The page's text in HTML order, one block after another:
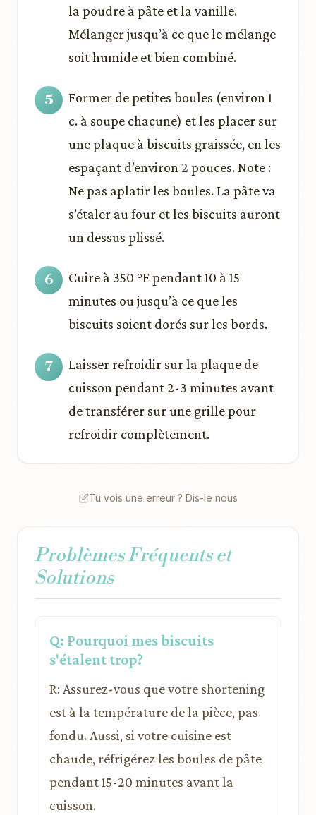
la poudre à pâte et la vanille.
Mélanger jusqu’à ce que le mélange
soit humide et bien combiné.
Former de petites boules (environ 1
c. à soupe chacune) et les placer sur
une plaque à biscuits graissée, en les
espaçant d’environ 2 pouces. Note :
Ne pas aplatir les boules. La pâte va
s’étaler au four et les biscuits auront
un dessus plissé.
Cuire à 350 °F pendant 10 à 15
minutes ou jusqu’à ce que les
biscuits soient dorés sur les bords.
Laisser refroidir sur la plaque de
cuisson pendant 2-3 minutes avant
de transférer sur une grille pour
refroidir complètement.
Tu vois une erreur ? Dis-le nous
Problèmes Fréquents et
Solutions
Q: Pourquoi mes biscuits
s'étalent trop?
R: Assurez-vous que votre shortening
est à la température de la pièce, pas
fondu. Aussi, si votre cuisine est
chaude, réfrigérez les boules de pâte
pendant 15-20 minutes avant la
cuisson.